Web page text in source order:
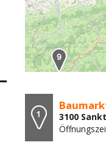
3100